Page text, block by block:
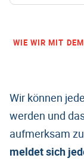
WIE WIR MIT
Wir können
werden und
aufmerksam
meldet sich